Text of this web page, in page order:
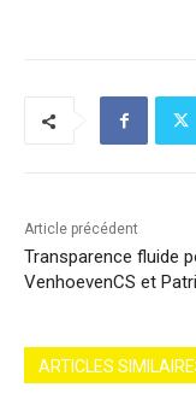
Article précédent
Transparence fluide
VenhoevenCS et
ARTICLES